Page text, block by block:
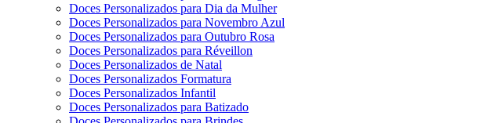
Doces Personalizados para Dia da Mulher
Doces Personalizados para Novembro Azul
Doces Personalizados para Outubro Rosa
Doces Personalizados para Réveillon
Doces Personalizados de Natal
Doces Personalizados Formatura
Doces Personalizados Infantil
Doces Personalizados para Batizado